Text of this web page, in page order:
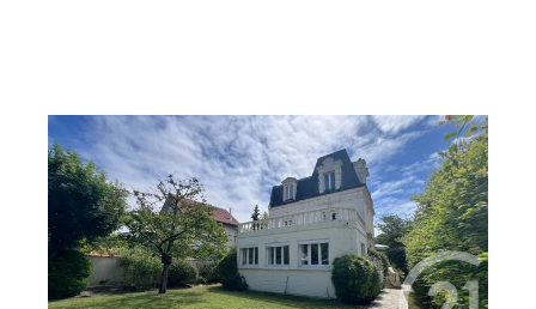
LE PERREUX SUR MARNE 94
269,06 m2 , 6 pièces
Ref : 1522
Maison à vendre
1 890 000 €